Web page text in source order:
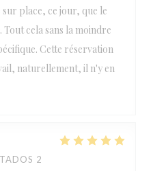
place, ce jour, que le
cela sans la moindre
Cette réservation
naturellement, il n'y en
2